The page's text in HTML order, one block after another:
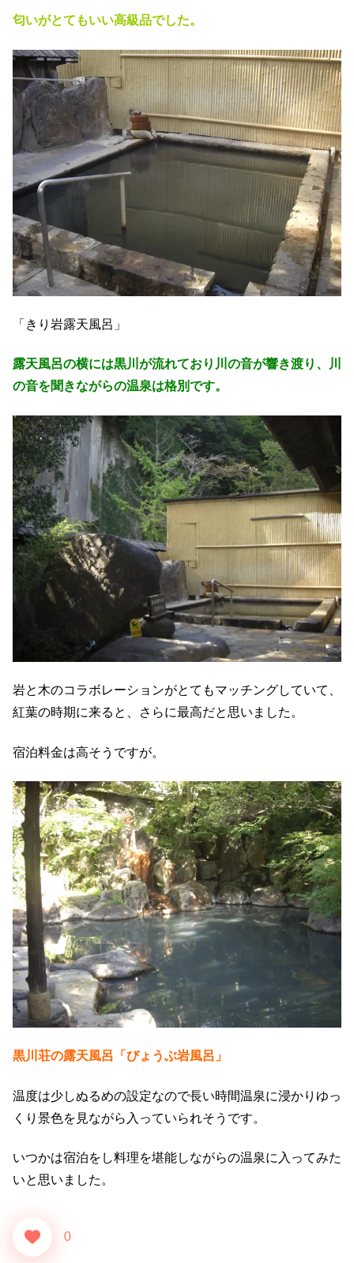
匂いがとてもいい高級品でした。
「きり岩露天風呂」
露天風呂の横には黒川が流れており川の音が響き渡り、川
の音を聞きながらの温泉は格別です。
岩と木のコラボレーションがとてもマッチングしていて、
紅葉の時期に来ると、さらに最高だと思いました。
宿泊料金は高そうですが。
黒川荘の露天風呂「びょうぶ岩風呂」
温度は少しぬるめの設定なので長い時間温泉に浸かりゆっ
くり景色を見ながら入っていられそうです。
いつかは宿泊をし料理を堪能しながらの温泉に入ってみた
いと思いました。
0